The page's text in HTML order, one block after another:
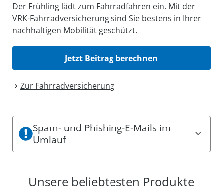
Der Frühling lädt zum Fahrradfahren ein. Mit der
VRK-Fahrradversicherung sind Sie bestens in Ihrer
nachhaltigen Mobilität geschützt.
Jetzt Beitrag berechnen
Zur Fahrrad­versicherung
Spam- und Phishing-E-Mails im
Umlauf
erwecken, offizielle Mitteilungen des VRK zu sein.
Unsere beliebtesten Produkte